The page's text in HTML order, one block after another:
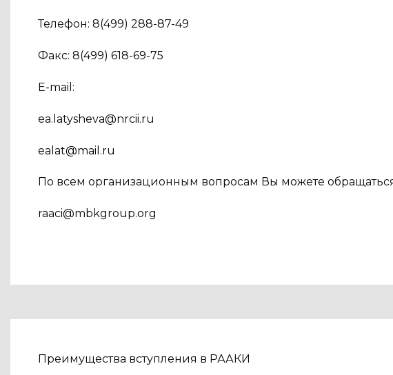
Телефон: 8(499) 288-87-49
Факс: 8(499) 618-69-75
E-mail:
ea.latysheva@nrcii.ru
ealat@mail.ru
По всем организационным вопросам Вы можете
raaci@mbkgroup.org
Преимущества вступления в РААКИ